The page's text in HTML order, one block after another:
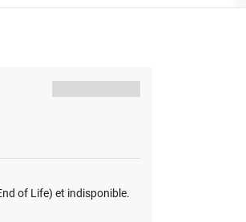
of Life) et indisponible.